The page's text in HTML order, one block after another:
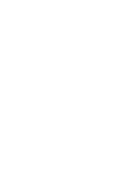
care ofera o